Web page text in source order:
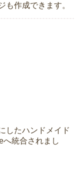
も作成できます。
したハンドメイド
へ統合されまし